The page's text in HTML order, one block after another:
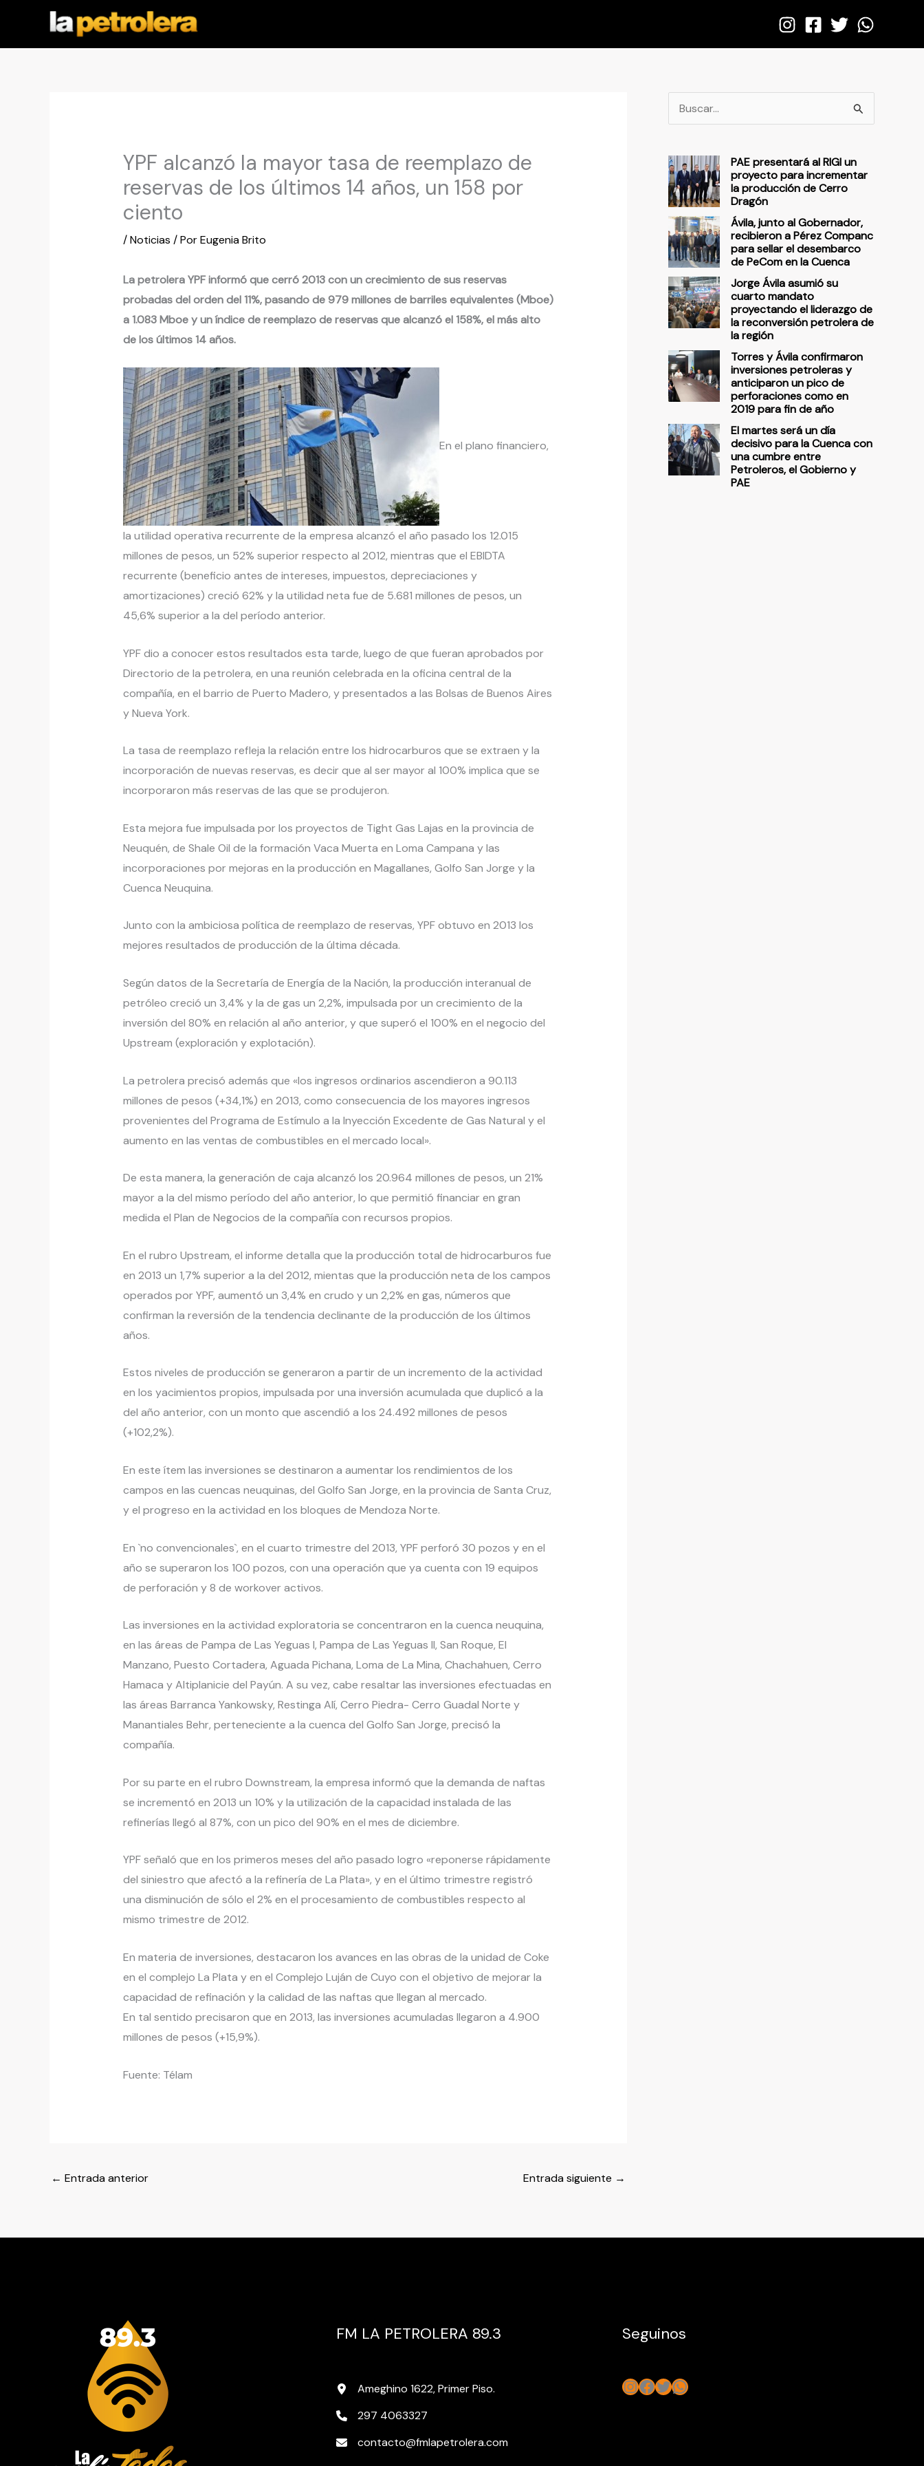
contenido
YPF alcanzó la mayor tasa de reemplazo de
reservas de los últimos 14 años, un 158 por
ciento
/Noticias / PorEugenia Brito
La petrolera YPF informó que cerró 2013 con un crecimiento de sus reservas
probadas del orden del 11%, pasando de 979 millones de barriles equivalentes (Mboe)
a 1.083 Mboe y un índice de reemplazo de reservas que alcanzó el 158%, el más alto
de los últimos 14 años.
En el plano financiero,
la utilidad operativa recurrente de la empresa alcanzó el año pasado los 12.015
millones de pesos, un 52% superior respecto al 2012, mientras que el EBIDTA
recurrente (beneficio antes de intereses, impuestos, depreciaciones y
amortizaciones) creció 62% y la utilidad neta fue de 5.681 millones de pesos, un
45,6% superior a la del período anterior.
YPF dio a conocer estos resultados esta tarde, luego de que fueran aprobados por
Directorio de la petrolera, en una reunión celebrada en la oficina central de la
compañía, en el barrio de Puerto Madero, y presentados a las Bolsas de Buenos Aires
y Nueva York.
La tasa de reemplazo refleja la relación entre los hidrocarburos que se extraen y la
incorporación de nuevas reservas, es decir que al ser mayor al 100% implica que se
incorporaron más reservas de las que se produjeron.
Esta mejora fue impulsada por los proyectos de Tight Gas Lajas en la provincia de
Neuquén, de Shale Oil de la formación Vaca Muerta en Loma Campana y las
incorporaciones por mejoras en la producción en Magallanes, Golfo San Jorge y la
Cuenca Neuquina.
Junto con la ambiciosa política de reemplazo de reservas, YPF obtuvo en 2013 los
mejores resultados de producción de la última década.
Según datos de la Secretaría de Energía de la Nación, la producción interanual de
petróleo creció un 3,4% y la de gas un 2,2%, impulsada por un crecimiento de la
inversión del 80% en relación al año anterior, y que superó el 100% en el negocio del
Upstream (exploración y explotación).
La petrolera precisó además que «los ingresos ordinarios ascendieron a 90.113
millones de pesos (+34,1%) en 2013, como consecuencia de los mayores ingresos
provenientes del Programa de Estímulo a la Inyección Excedente de Gas Natural y el
aumento en las ventas de combustibles en el mercado local».
De esta manera, la generación de caja alcanzó los 20.964 millones de pesos, un 21%
mayor a la del mismo período del año anterior, lo que permitió financiar en gran
medida el Plan de Negocios de la compañía con recursos propios.
En el rubro Upstream, el informe detalla que la producción total de hidrocarburos fue
en 2013 un 1,7% superior a la del 2012, mientas que la producción neta de los campos
operados por YPF, aumentó un 3,4% en crudo y un 2,2% en gas, números que
confirman la reversión de la tendencia declinante de la producción de los últimos
años.
Estos niveles de producción se generaron a partir de un incremento de la actividad
en los yacimientos propios, impulsada por una inversión acumulada que duplicó a la
del año anterior, con un monto que ascendió a los 24.492 millones de pesos
(+102,2%).
En este ítem las inversiones se destinaron a aumentar los rendimientos de los
campos en las cuencas neuquinas, del Golfo San Jorge, en la provincia de Santa Cruz,
y el progreso en la actividad en los bloques de Mendoza Norte.
En `no convencionales`, en el cuarto trimestre del 2013, YPF perforó 30 pozos y en el
año se superaron los 100 pozos, con una operación que ya cuenta con 19 equipos
de perforación y 8 de workover activos.
Las inversiones en la actividad exploratoria se concentraron en la cuenca neuquina,
en las áreas de Pampa de Las Yeguas I, Pampa de Las Yeguas II, San Roque, El
Manzano, Puesto Cortadera, Aguada Pichana, Loma de La Mina, Chachahuen, Cerro
Hamaca y Altiplanicie del Payún. A su vez, cabe resaltar las inversiones efectuadas en
las áreas Barranca Yankowsky, Restinga Alí, Cerro Piedra- Cerro Guadal Norte y
Manantiales Behr, perteneciente a la cuenca del Golfo San Jorge, precisó la
compañía.
Por su parte en el rubro Downstream, la empresa informó que la demanda de naftas
se incrementó en 2013 un 10% y la utilización de la capacidad instalada de las
refinerías llegó al 87%, con un pico del 90% en el mes de diciembre.
YPF señaló que en los primeros meses del año pasado logro «reponerse rápidamente
del siniestro que afectó a la refinería de La Plata», y en el último trimestre registró
una disminución de sólo el 2% en el procesamiento de combustibles respecto al
mismo trimestre de 2012.
En materia de inversiones, destacaron los avances en las obras de la unidad de Coke
en el complejo La Plata y en el Complejo Luján de Cuyo con el objetivo de mejorar la
capacidad de refinación y la calidad de las naftas que llegan al mercado.
En tal sentido precisaron que en 2013, las inversiones acumuladas llegaron a 4.900
millones de pesos (+15,9%).
Fuente: Télam
← Entrada anterior Entrada siguiente →
u
c
a
p
o
r
:
PAE presentará al RIGI un
proyecto para incrementar
la producción de Cerro
Dragón
Ávila, junto al Gobernador,
recibieron a Pérez Companc
para sellar el desembarco
de PeCom en la Cuenca
Jorge Ávila asumió su
cuarto mandato
proyectando el liderazgo de
la reconversión petrolera de
la región
Torres y Ávila confirmaron
inversiones petroleras y
anticiparon un pico de
perforaciones como en
2019 para fin de año
El martes será un día
decisivo para la Cuenca con
una cumbre entre
Petroleros, el Gobierno y
PAE
FM LA PETROLERA 89.3
Ameghino 1622, Primer Piso.
297 4063327
contacto@fmlapetrolera.com
Seguinos
Instagram
Facebook
Twitter
WhatsApp